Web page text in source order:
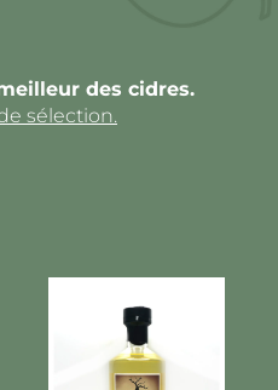
des cidres.
sélection.